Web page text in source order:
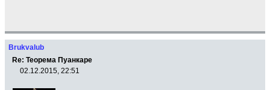
Brukvalub
Re: Теорема Пуанкаре
02.12.2015, 22:51